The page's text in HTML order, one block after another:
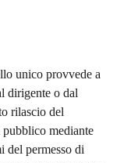
unico provvede a
dirigente o dal
rilascio del
pubblico mediante
del permesso di